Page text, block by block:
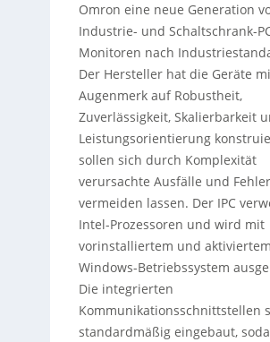
Omron eine neue Generation
Industrie- und Schaltschrank-
Monitoren nach
Der Hersteller hat die Geräte
Augenmerk auf Robustheit,
Zuverlässigkeit, Skalierbarkeit
Leistungsorientierung
sollen sich durch Komplexität
verursachte Ausfälle und Fehler
vermeiden lassen. Der IPC
Intel-Prozessoren und wird mit
vorinstalliertem und aktiviertem
Windows-Betriebssystem
Die integrierten
Kommunikationsschnittstellen
standardmäßig eingebaut,